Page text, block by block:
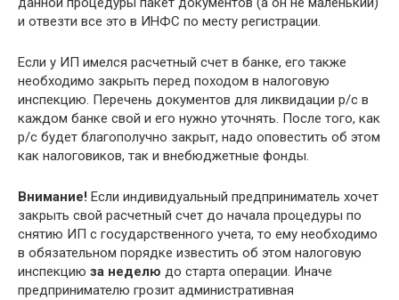
и отвезти все это в ИНФС по месту регистрации.
Если у ИП имелся расчетный счет в банке, его также
необходимо закрыть перед походом в налоговую
инспекцию. Перечень документов для ликвидации р/с в
каждом банке свой и его нужно уточнять. После того, как
р/с будет благополучно закрыт, надо оповестить об этом
как налоговиков, так и внебюджетные фонды.
Внимание! Если индивидуальный предприниматель хочет
закрыть свой расчетный счет до начала процедуры по
снятию ИП с государственного учета, то ему необходимо
в обязательном порядке известить об этом налоговую
инспекцию за неделю до старта операции. Иначе
предпринимателю грозит административная